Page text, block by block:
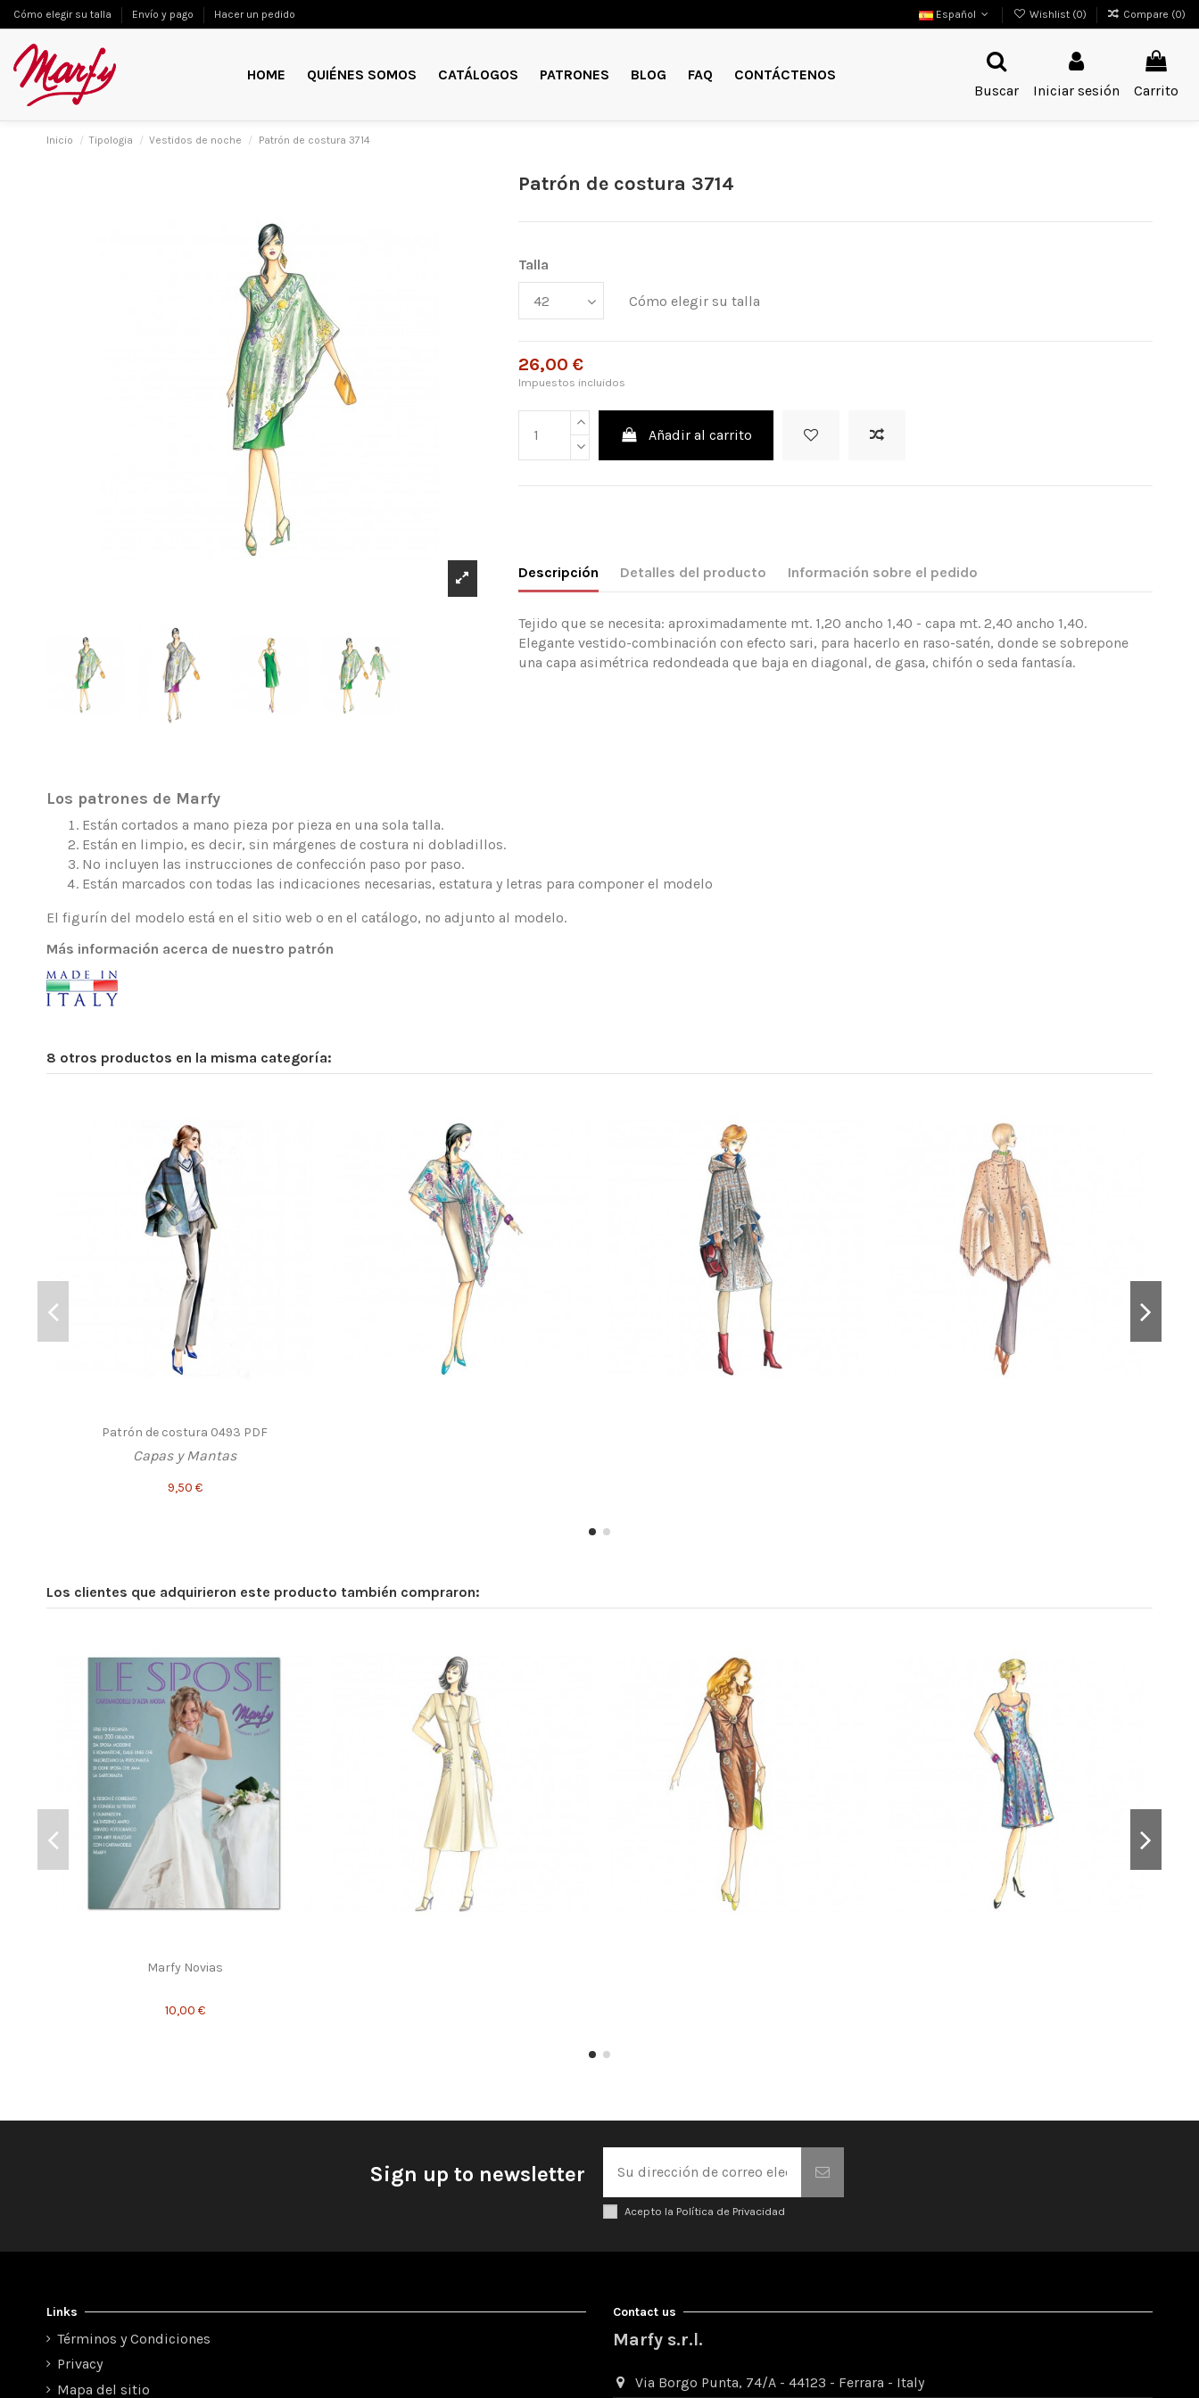
Cómo elegir su talla Envío y pago Hacer un pedido Español Wishlist (0) Compare (0)
HOME QUIÉNES SOMOS CATÁLOGOS PATRONES BLOG FAQ
CONTÁCTENOS
Buscar
Iniciar sesión Carrito
Inicio Tipologia Vestidos de noche Patrón de costura 3714
Patrón de costura 3714
Talla
Cómo elegir su talla
26,00 €
Impuestos incluidos
Añadir al carrito
Descripción Detalles del producto Información sobre el pedido
Tejido que se necesita: aproximadamente mt. 1,20 ancho 1,40 - capa mt. 2,40 ancho 1,40.
Elegante vestido-combinación con efecto sari, para hacerlo en raso-satén, donde se sobrepone
una capa asimétrica redondeada que baja en diagonal, de gasa, chifón o seda fantasía.
Los patrones de Marfy
Están cortados a mano pieza por pieza en una sola talla.
Están en limpio, es decir, sin márgenes de costura ni dobladillos.
No incluyen las instrucciones de confección paso por paso.
Están marcados con todas las indicaciones necesarias, estatura y letras para componer el modelo
El figurín del modelo está en el sitio web o en el catálogo, no adjunto al modelo.
Más información acerca de nuestro patrón
8 otros productos en la misma categoría:
Patrón de costura 0493 PDF
Capas y Mantas
9,50 €
Los clientes que adquirieron este producto también compraron:
Marfy Novias
10,00 €
Sign up to newsletter
Acepto la Política de Privacidad
Links
Términos y Condiciones
Privacy
Mapa del sitio
Contact us
Marfy s.r.l.
Via Borgo Punta, 74/A - 44123 - Ferrara - Italy